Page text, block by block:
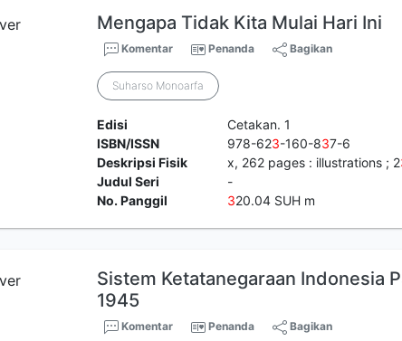
Mengapa Tidak Kita Mulai Hari Ini
Komentar Penanda Bagikan
Suharso Monoarfa
Edisi
Cetakan. 1
ISBN/ISSN
978-623-160-837-6
Deskripsi Fisik
x, 262 pages : illustrations ; 2
Judul Seri
-
No. Panggil
320.04 SUH m
Sistem Ketatanegaraan Indonesia
1945
Komentar Penanda Bagikan